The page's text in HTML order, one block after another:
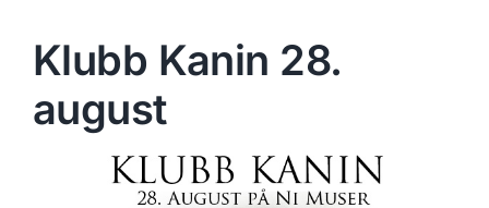
Klubb Kanin 28.
august